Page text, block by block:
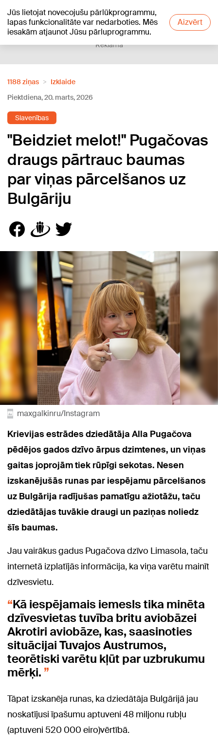
Jūs lietojat novecojušu pārlūkprogrammu,
lapas funkcionalitāte var nedarboties. Mēs
iesakām atjaunot Jūsu pārluprogrammu.
Aizvērt
+21°C
Reklāma
1188 ziņas
Izklaide
Piektdiena, 20. marts, 2026
Slavenības
"Beidziet melot!" Pugačovas
draugs pārtrauc baumas
par viņas pārcelšanos uz
Bulgāriju
maxgalkinru/Instagram
Krievijas estrādes dziedātāja Alla Pugačova
pēdējos gados dzīvo ārpus dzimtenes, un viņas
gaitas joprojām tiek rūpīgi sekotas. Nesen
izskanējušās runas par iespējamu pārcelšanos
uz Bulgārija radījušas pamatīgu ažiotāžu, taču
dziedātājas tuvākie draugi un paziņas noliedz
šīs baumas.
Jau vairākus gadus Pugačova dzīvo Limasola, taču
internetā izplatījās informācija, ka viņa varētu mainīt
dzīvesvietu.
Kā iespējamais iemesls tika minēta
dzīvesvietas tuvība britu aviobāzei
Akrotiri aviobāze, kas, saasinoties
situācijai Tuvajos Austrumos,
teorētiski varētu kļūt par uzbrukumu
mērķi.
Tāpat izskanēja runas, ka dziedātāja Bulgārijā jau
noskatījusi īpašumu aptuveni 48 miljonu rubļu
(aptuveni 520 000 eiro)vērtībā.